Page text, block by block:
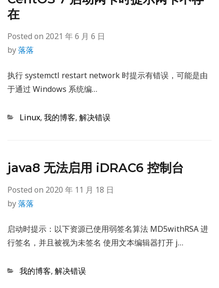
在
Posted on 2021 年 6 月 6 日
by落落
执行 systemctl restart network 时提示有错误，可能是由
于通过 Windows 系统编…
Categories
Linux, 我的博客, 解决错误
java8 无法启用 iDRAC6 控制台
Posted on 2020 年 11 月 18 日
by落落
启动时提示：以下资源已使用弱签名算法 MD5withRSA 进
行签名，并且被视为未签名 使用文本编辑器打开 j…
Categories
我的博客, 解决错误